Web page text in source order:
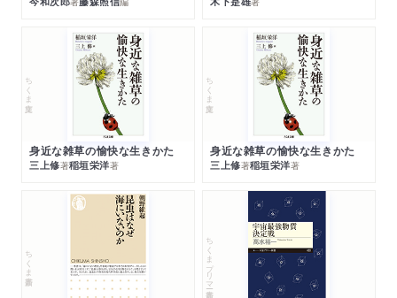
ちくま文庫
身近な雑草の愉快な生きかた
三上修著稲垣栄洋著
ちくま文庫
身近な雑草の愉快な生きかた
三上修著稲垣栄洋著
ちくま新書 ちくまプリマー新書